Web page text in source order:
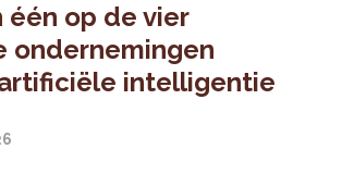
één op de vier
ondernemingen
intelligentie